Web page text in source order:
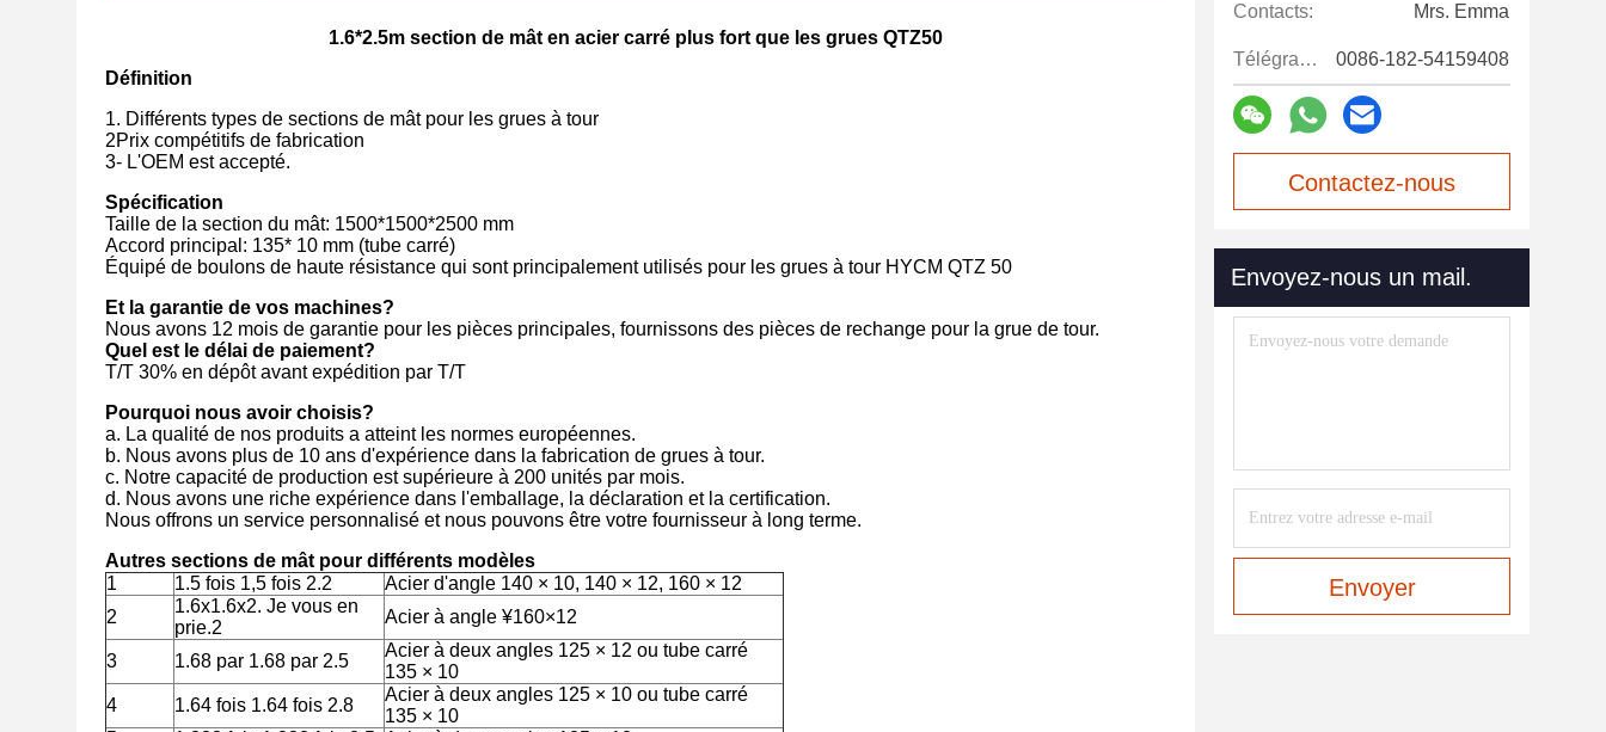
1.6*2.5m section de mât en acier carré plus fort que les grues QTZ50
Définition
1. Différents types de sections de mât pour les grues à tour
2Prix compétitifs de fabrication
3- L'OEM est accepté.
Spécification
Taille de la section du mât: 1500*1500*2500 mm
Accord principal: 135* 10 mm (tube carré)
Équipé de boulons de haute résistance qui sont principalement utilisés pour les grues à tour HYCM QTZ 50
Et la garantie de vos machines?
Nous avons 12 mois de garantie pour les pièces principales, fournissons des pièces de rechange pour la grue de tour.
Quel est le délai de paiement?
T/T 30% en dépôt avant expédition par T/T
Pourquoi nous avoir choisis?
a. La qualité de nos produits a atteint les normes européennes.
b. Nous avons plus de 10 ans d'expérience dans la fabrication de grues à tour.
c. Notre capacité de production est supérieure à 200 unités par mois.
d. Nous avons une riche expérience dans l'emballage, la déclaration et la certification.
Nous offrons un service personnalisé et nous pouvons être votre fournisseur à long terme.
Autres sections de mât pour différents modèles
1
1.5 fois 1,5 fois 2.2
Acier d'angle 140 × 10, 140 × 12, 160 × 12
2
1.6x1.6x2. Je vous en
prie.2
Acier à angle ¥160×12
3 1.68 par 1.68 par 2.5
Acier à deux angles 125 × 12 ou tube carré
135 × 10
4
1.64 fois 1.64 fois 2.8
Acier à deux angles 125 × 10 ou tube carré
135 × 10
Contacts: Mrs. Emma
Télégramme: 0086-182-54159408
Contactez-nous
Envoyez-nous un mail.
Envoyer